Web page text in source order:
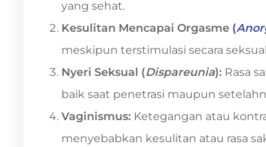
yang sehat.
Kesulitan Mencapai Orgasme (
meskipun terstimulasi secara
Nyeri Seksual (Dispareunia): Rasa
baik saat penetrasi maupun
Vaginismus: Ketegangan atau
menyebabkan kesulitan atau rasa